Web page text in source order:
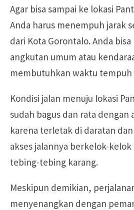
Agar bisa sampai ke lokasi
Anda harus menempuh jarak
dari Kota Gorontalo. Anda
angkutan umum atau
membutuhkan waktu tempuh
Kondisi jalan menuju lokasi
sudah bagus dan rata dengan
karena terletak di daratan
akses jalannya berkelok-kelok
tebing-tebing karang.
Meskipun demikian,
menyenangkan dengan